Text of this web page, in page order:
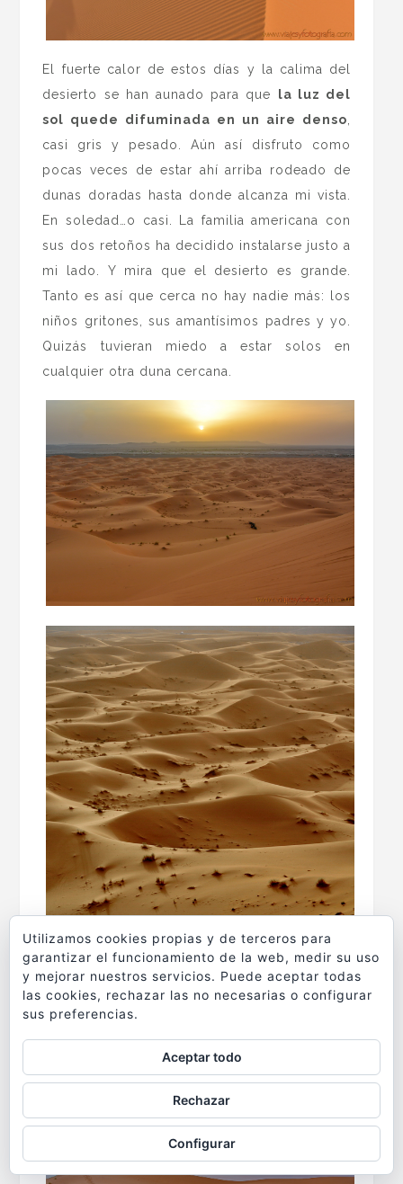
El fuerte calor de estos días y la calima del
desierto se han aunado para que la luz del
sol quede difuminada en un aire denso,
casi gris y pesado. Aún así disfruto como
pocas veces de estar ahí arriba rodeado de
dunas doradas hasta donde alcanza mi vista.
En soledad…o casi. La familia americana con
sus dos retoños ha decidido instalarse justo a
mi lado. Y mira que el desierto es grande.
Tanto es así que cerca no hay nadie más: los
niños gritones, sus amantísimos padres y yo.
Quizás tuvieran miedo a estar solos en
cualquier otra duna cercana.
Utilizamos cookies propias y de terceros para
garantizar el funcionamiento de la web, medir su uso
y mejorar nuestros servicios. Puede aceptar todas
las cookies, rechazar las no necesarias o configurar
sus preferencias.
Aceptar todo
Rechazar
Configurar